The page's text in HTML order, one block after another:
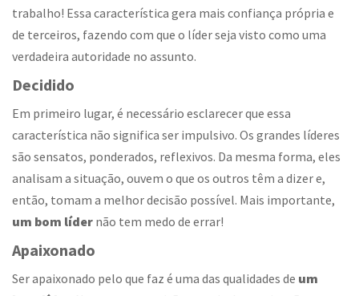
trabalho! Essa característica gera mais confiança própria e
de terceiros, fazendo com que o líder seja visto como uma
verdadeira autoridade no assunto.
Decidido
Em primeiro lugar, é necessário esclarecer que essa
característica não significa ser impulsivo. Os grandes líderes
são sensatos, ponderados, reflexivos. Da mesma forma, eles
analisam a situação, ouvem o que os outros têm a dizer e,
então, tomam a melhor decisão possível. Mais importante,
um bom líder não tem medo de errar!
Apaixonado
Ser apaixonado pelo que faz é uma das qualidades de um